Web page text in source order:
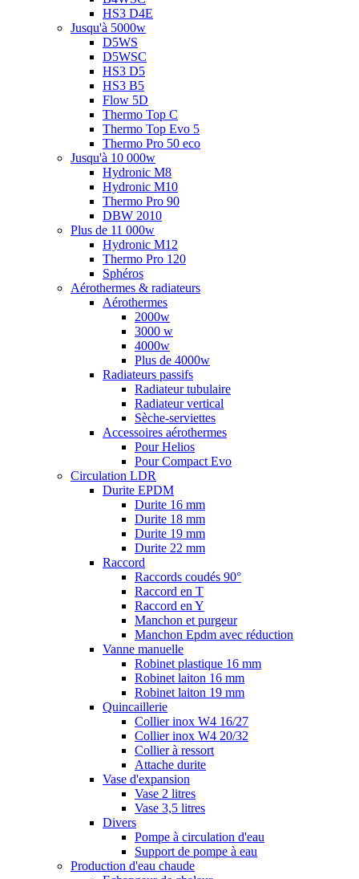
HS3 D4E
Jusqu'à 5000w
D5WS
D5WSC
HS3 D5
HS3 B5
Flow 5D
Thermo Top C
Thermo Top Evo 5
Thermo Pro 50 eco
Jusqu'à 10 000w
Hydronic M8
Hydronic M10
Thermo Pro 90
DBW 2010
Plus de 11 000w
Hydronic M12
Thermo Pro 120
Sphéros
Aérothermes & radiateurs
Aérothermes
2000w
3000 w
4000w
Plus de 4000w
Radiateurs passifs
Radiateur tubulaire
Radiateur vertical
Sèche-serviettes
Accessoires aérothermes
Pour Helios
Pour Compact Evo
Circulation LDR
Durite EPDM
Durite 16 mm
Durite 18 mm
Durite 19 mm
Durite 22 mm
Raccord
Raccords coudés 90°
Raccord en T
Raccord en Y
Manchon et purgeur
Manchon Epdm avec réduction
Vanne manuelle
Robinet plastique 16 mm
Robinet laiton 16 mm
Robinet laiton 19 mm
Quincaillerie
Collier inox W4 16/27
Collier inox W4 20/32
Collier à ressort
Attache durite
Vase d'expansion
Vase 2 litres
Vase 3,5 litres
Divers
Pompe à circulation d'eau
Support de pompe à eau
Production d'eau chaude